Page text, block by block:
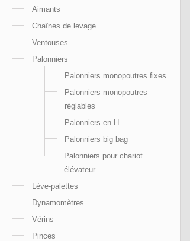
Aimants
Chaînes de levage
Ventouses
Palonniers
Palonniers monopoutres fixes
Palonniers monopoutres
réglables
Palonniers en H
Palonniers big bag
Palonniers pour chariot
élévateur
Lève-palettes
Dynamomètres
Vérins
Pinces